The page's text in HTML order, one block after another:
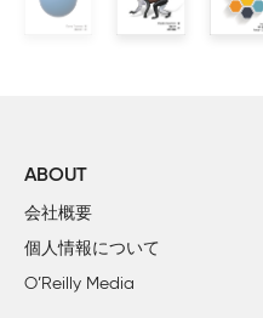
10章　明示的なパラメー
15章　冗長なコメントを
    16章　分けて整頓する
    17章　連鎖
ABOUT
会社概要
個人情報について
O’Reilly Media